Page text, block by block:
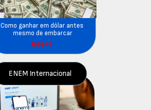
ENEM Internacional
Como ganhar em dólar antes
mesmo de embarcar
R$147